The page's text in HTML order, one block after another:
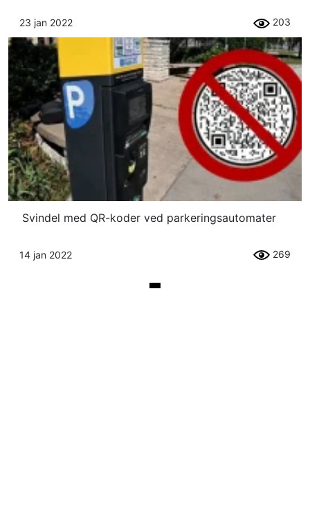
23 jan 2022 203
Svindel med QR-koder ved parkeringsautomater
14 jan 2022 269